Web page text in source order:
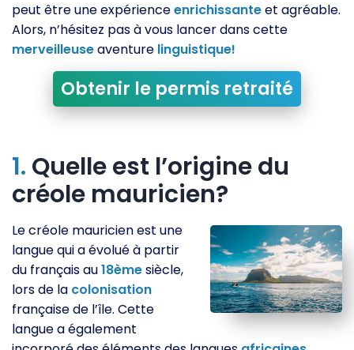
peut être une expérienceenrichissanteet agréable.
Alors, n’hésitez pas à vous lancer dans cette
merveilleuseaventure linguistique!
Obtenir le permis retraité
1. Quelle est l’origine du
créole mauricien?
Le créole mauricien est une
langue qui a évolué à partir
du français au18èmesiècle,
lors de la colonisation
française de l’île. Cette
langue a également